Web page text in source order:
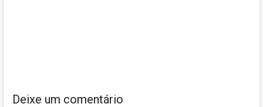
Deixe um comentário